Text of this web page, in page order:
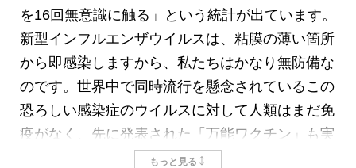
を16回無意識に触る」という統計が出ています。
新型インフルエンザウイルスは、粘膜の薄い箇所
から即感染しますから、私たちはかなり無防備な
のです。世界中で同時流行を懸念されているこの
恐ろしい感染症のウイルスに対して人類はまだ免
疫がなく、先に発表された「万能ワクチン」も実
用化は数年後ということです。本書は、感染地獄
もっと見る